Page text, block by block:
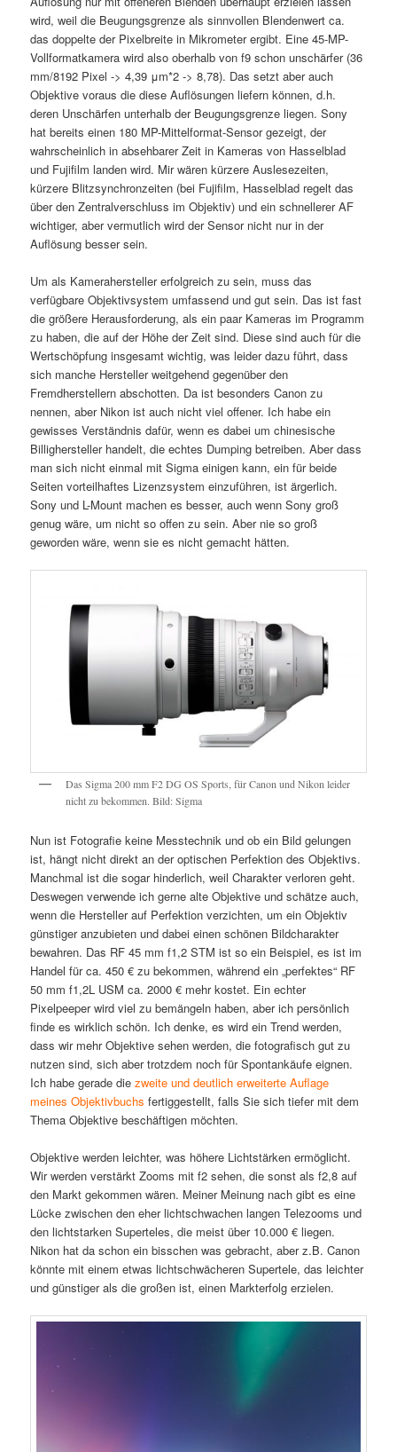
wird, weil die Beugungsgrenze als sinnvollen Blendenwert ca.
das doppelte der Pixelbreite in Mikrometer ergibt. Eine 45-MP-
Vollformatkamera wird also oberhalb von f9 schon unschärfer (36
mm/8192 Pixel -> 4,39 μm*2 -> 8,78). Das setzt aber auch
Objektive voraus die diese Auflösungen liefern können, d.h.
deren Unschärfen unterhalb der Beugungsgrenze liegen. Sony
hat bereits einen 180 MP-Mittelformat-Sensor gezeigt, der
wahrscheinlich in absehbarer Zeit in Kameras von Hasselblad
und Fujifilm landen wird. Mir wären kürzere Auslesezeiten,
kürzere Blitzsynchronzeiten (bei Fujifilm, Hasselblad regelt das
über den Zentralverschluss im Objektiv) und ein schnellerer AF
wichtiger, aber vermutlich wird der Sensor nicht nur in der
Auflösung besser sein.
Um als Kamerahersteller erfolgreich zu sein, muss das
verfügbare Objektivsystem umfassend und gut sein. Das ist fast
die größere Herausforderung, als ein paar Kameras im Programm
zu haben, die auf der Höhe der Zeit sind. Diese sind auch für die
Wertschöpfung insgesamt wichtig, was leider dazu führt, dass
sich manche Hersteller weitgehend gegenüber den
Fremdherstellern abschotten. Da ist besonders Canon zu
nennen, aber Nikon ist auch nicht viel offener. Ich habe ein
gewisses Verständnis dafür, wenn es dabei um chinesische
Billighersteller handelt, die echtes Dumping betreiben. Aber dass
man sich nicht einmal mit Sigma einigen kann, ein für beide
Seiten vorteilhaftes Lizenzsystem einzuführen, ist ärgerlich.
Sony und L-Mount machen es besser, auch wenn Sony groß
genug wäre, um nicht so offen zu sein. Aber nie so groß
geworden wäre, wenn sie es nicht gemacht hätten.
Das Sigma 200 mm F2 DG OS Sports, für Canon und Nikon leider
nicht zu bekommen. Bild: Sigma
Nun ist Fotografie keine Messtechnik und ob ein Bild gelungen
ist, hängt nicht direkt an der optischen Perfektion des Objektivs.
Manchmal ist die sogar hinderlich, weil Charakter verloren geht.
Deswegen verwende ich gerne alte Objektive und schätze auch,
wenn die Hersteller auf Perfektion verzichten, um ein Objektiv
günstiger anzubieten und dabei einen schönen Bildcharakter
bewahren. Das RF 45 mm f1,2 STM ist so ein Beispiel, es ist im
Handel für ca. 450 € zu bekommen, während ein „perfektes“ RF
50 mm f1,2L USM ca. 2000 € mehr kostet. Ein echter
Pixelpeeper wird viel zu bemängeln haben, aber ich persönlich
finde es wirklich schön. Ich denke, es wird ein Trend werden,
dass wir mehr Objektive sehen werden, die fotografisch gut zu
nutzen sind, sich aber trotzdem noch für Spontankäufe eignen.
Ich habe gerade diezweite und deutlich erweiterte Auflage
meines Objektivbuchsfertiggestellt, falls Sie sich tiefer mit dem
Thema Objektive beschäftigen möchten.
Objektive werden leichter, was höhere Lichtstärken ermöglicht.
Wir werden verstärkt Zooms mit f2 sehen, die sonst als f2,8 auf
den Markt gekommen wären. Meiner Meinung nach gibt es eine
Lücke zwischen den eher lichtschwachen langen Telezooms und
den lichtstarken Superteles, die meist über 10.000 € liegen.
Nikon hat da schon ein bisschen was gebracht, aber z.B. Canon
könnte mit einem etwas lichtschwächeren Supertele, das leichter
und günstiger als die großen ist, einen Markterfolg erzielen.